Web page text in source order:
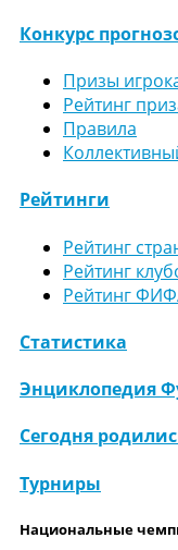
Конкурс
Призы
Рейтинг
Правила
Рейтинги
Рейтинг
Рейтинг
Рейтинг
Статистика
Энциклопедия
Сегодня
Турниры
Национальные